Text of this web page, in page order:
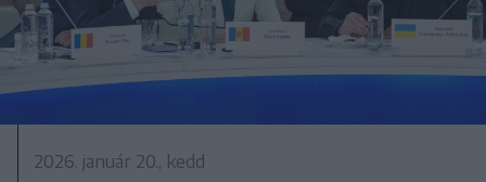
2026. január 20., kedd